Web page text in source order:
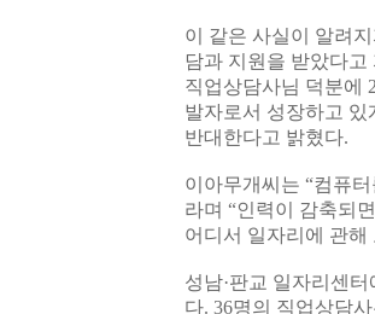
이 같은 사실이 알려
담과 지원을 받았다
직업상담사님 덕분에
발자로서 성장하고
반대한다고 밝혔다.
이아무개씨는 “컴퓨
라며 “인력이 감축되
어디서 일자리에 관해
성남·판교 일자리센
다. 36명의 직업상담